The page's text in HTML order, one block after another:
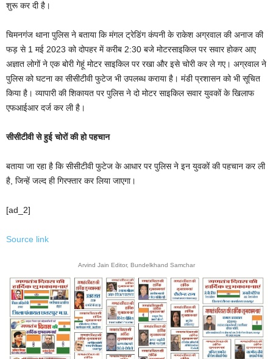
शुरू कर दी है।
चिमनगंज थाना पुलिस ने बताया कि मंगल ट्रेडिंग कंपनी के राकेश अग्रवाल की अनाज की
फड़ से 1 मई 2023 को दोपहर में करीब 2:30 बजे मोटरसाइकिल पर सवार होकर आए
अज्ञात लोगों ने एक बोरी गेहूं मोटर साइकिल पर रखा और इसे चोरी कर ले गए। अग्रवाल ने
पुलिस को घटना का सीसीटीवी फुटेज भी उपलब्ध कराया है। मंडी प्रशासन को भी सूचित
किया है। व्यापारी की शिकायत पर पुलिस ने दो मोटर साइकिल सवार युवकों के खिलाफ
एफआईआर दर्ज कर ली है।
सीसीटीवी से हुई चोरों की हो पहचान
बताया जा रहा है कि सीसीटीवी फुटेज के आधार पर पुलिस ने इन युवकों की पहचान कर ली
है, जिन्हें जल्द ही गिरफ्तार कर लिया जाएगा।
[ad_2]
Source link
Arvind Jain Editor, Bundelkhand Samchar